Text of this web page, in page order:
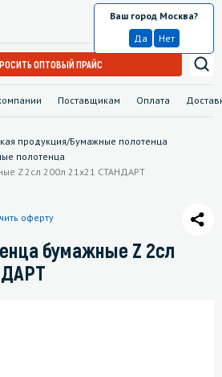
Поставщикам Оплата
Москва
Ваш город Москва?
Да
Нет
ОПТОВЫЙ ПРАЙС
продукция/Бумажные полотенца
полотенца
Z 2сл 200л 21х21 СТАНДАРТ
оферту
бумажные Z 2сл